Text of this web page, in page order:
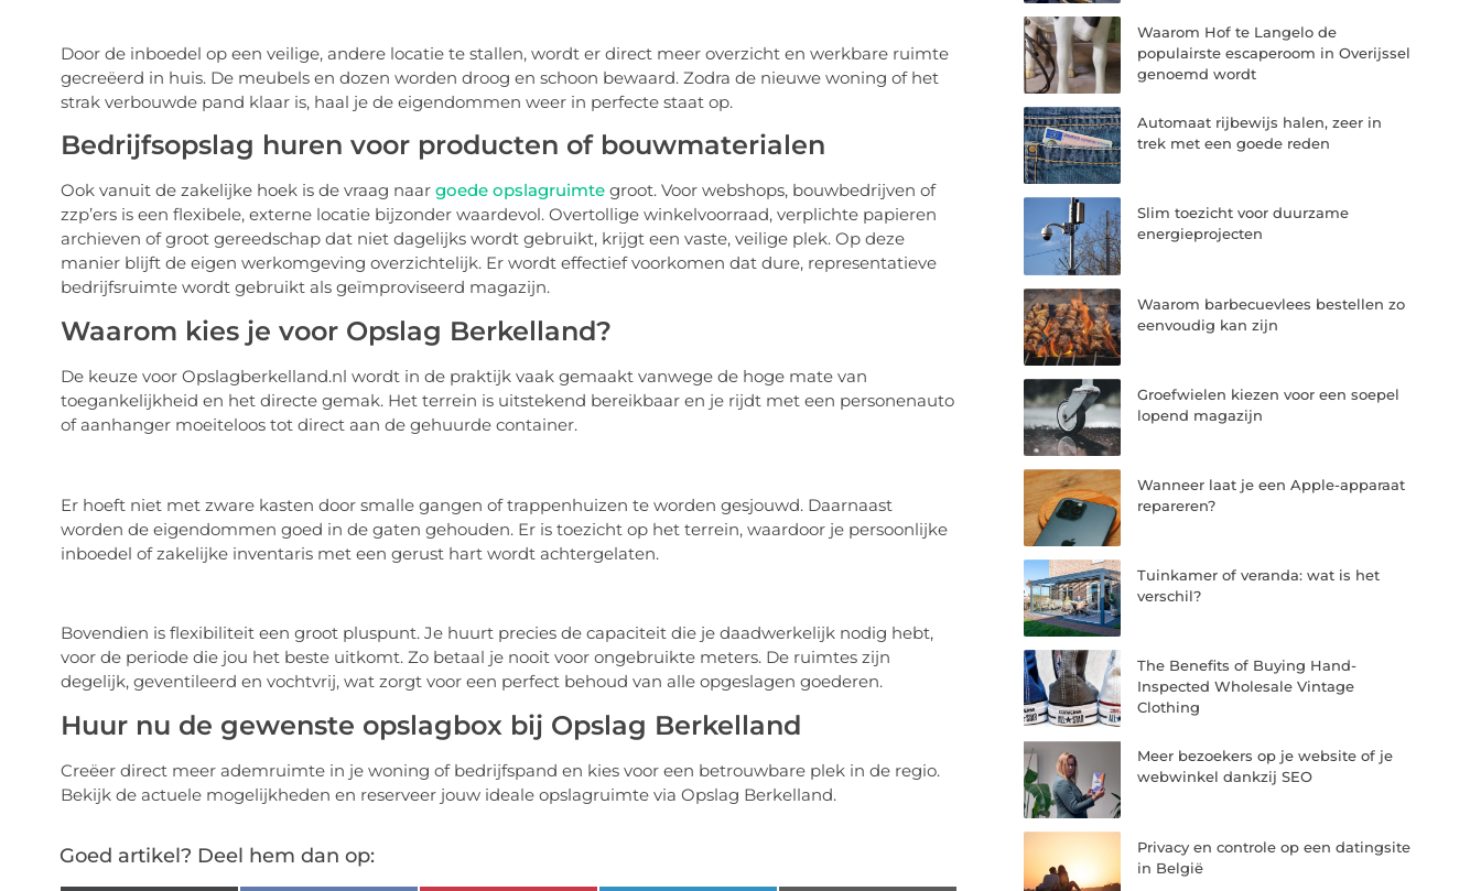
Door de inboedel op een veilige, andere locatie te stallen, wordt er direct meer overzicht en werkbare ruimte
gecreëerd in huis. De meubels en dozen worden droog en schoon bewaard. Zodra de nieuwe woning of het
strak verbouwde pand klaar is, haal je de eigendommen weer in perfecte staat op.
Bedrijfsopslag huren voor producten of bouwmaterialen
Ook vanuit de zakelijke hoek is de vraag naar goede opslagruimtegroot. Voor webshops, bouwbedrijven of
zzp’ers is een flexibele, externe locatie bijzonder waardevol. Overtollige winkelvoorraad, verplichte papieren
archieven of groot gereedschap dat niet dagelijks wordt gebruikt, krijgt een vaste, veilige plek. Op deze
manier blijft de eigen werkomgeving overzichtelijk. Er wordt effectief voorkomen dat dure, representatieve
bedrijfsruimte wordt gebruikt als geïmproviseerd magazijn.
Waarom kies je voor Opslag Berkelland?
De keuze voor Opslagberkelland.nl wordt in de praktijk vaak gemaakt vanwege de hoge mate van
toegankelijkheid en het directe gemak. Het terrein is uitstekend bereikbaar en je rijdt met een personenauto
of aanhanger moeiteloos tot direct aan de gehuurde container.
Er hoeft niet met zware kasten door smalle gangen of trappenhuizen te worden gesjouwd. Daarnaast
worden de eigendommen goed in de gaten gehouden. Er is toezicht op het terrein, waardoor je persoonlijke
inboedel of zakelijke inventaris met een gerust hart wordt achtergelaten.
Bovendien is flexibiliteit een groot pluspunt. Je huurt precies de capaciteit die je daadwerkelijk nodig hebt,
voor de periode die jou het beste uitkomt. Zo betaal je nooit voor ongebruikte meters. De ruimtes zijn
degelijk, geventileerd en vochtvrij, wat zorgt voor een perfect behoud van alle opgeslagen goederen.
Huur nu de gewenste opslagbox bij Opslag Berkelland
Creëer direct meer ademruimte in je woning of bedrijfspand en kies voor een betrouwbare plek in de regio.
Bekijk de actuele mogelijkheden en reserveer jouw ideale opslagruimte via Opslag Berkelland.
Goed artikel? Deel hem dan op:
Waarom Hof te Langelo de
populairste escaperoom in Overijssel
genoemd wordt
Automaat rijbewijs halen, zeer in
trek met een goede reden
Slim toezicht voor duurzame
energieprojecten
Waarom barbecuevlees bestellen zo
eenvoudig kan zijn
Groefwielen kiezen voor een soepel
lopend magazijn
Wanneer laat je een Apple-apparaat
repareren?
Tuinkamer of veranda: wat is het
verschil?
The Benefits of Buying Hand-
Inspected Wholesale Vintage
Clothing
Meer bezoekers op je website of je
webwinkel dankzij SEO
Privacy en controle op een datingsite
in België